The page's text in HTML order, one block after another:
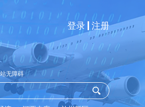
登录 注册
无障碍